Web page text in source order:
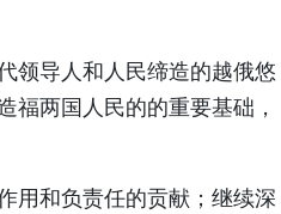
领导人和人民缔造的越俄悠
福两国人民的的重要基础，
用和负责任的贡献；继续深